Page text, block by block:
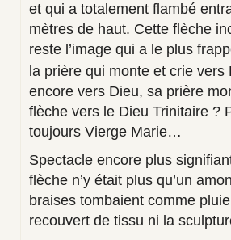
et qui a totalement flambé
mètres de haut. Cette flèche
reste l’image qui a le plus
la prière qui monte et crie vers
encore vers Dieu, sa prière
flèche vers le Dieu Trinitaire ?
toujours Vierge Marie…
Spectacle encore plus
flèche n’y était plus qu’un
braises tombaient comme
recouvert de tissu ni la